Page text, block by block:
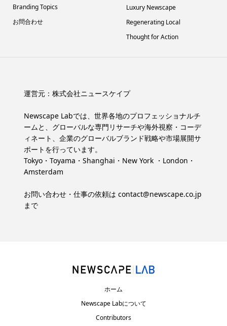
Branding Topics
お問合わせ
Luxury Newscape
Regenerating Local
Thought for Action
運営元： 株式会社ニュースケイプ
Newscape Labでは、世界各地のプロフェッショナルチ
ームと、グローバルな専門リサーチや海外視察・コーデ
ィネート、企業のグローバルブランド戦略や市場展開サ
ポートを行っています。
Tokyo・Toyama・Shanghai・New York ・London・
Amsterdam
お問い合わせ・仕事の依頼は contact@newscape.co.jp
まで
ホーム
Newscape Labについて
Contributors